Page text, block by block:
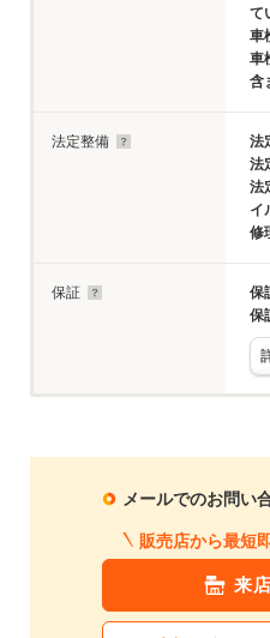
て
車
車
含
法定整備
法
法
法
イ
修
保証
保
保
メールでのお問い
販売店から最短
来